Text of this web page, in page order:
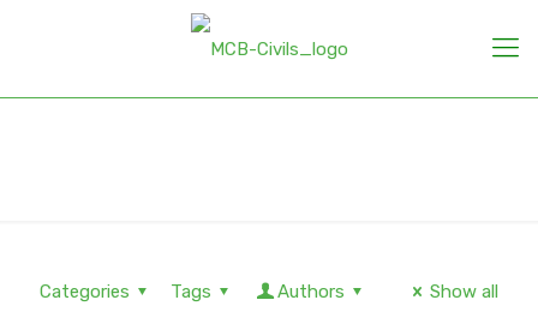
Categories Tags Authors Show all